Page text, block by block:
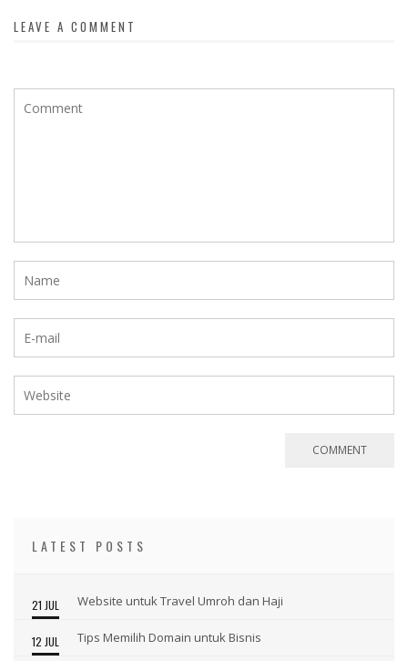
LEAVE A COMMENT
LATEST POSTS
21 JUL Website untuk Travel Umroh dan Haji
12 JUL Tips Memilih Domain untuk Bisnis